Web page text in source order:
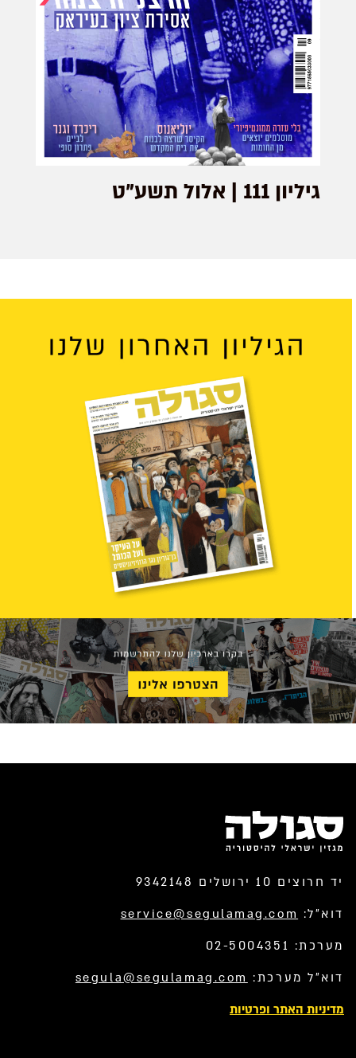
גיליון 111 | אלול תשע”ט
יד חרוצים 10 ירושלים 9342148
דוא”ל: service@segulamag.com
מערכת: 02-5004351
דוא”ל מערכת: segula@segulamag.com
מדיניות האתר ופרטיות